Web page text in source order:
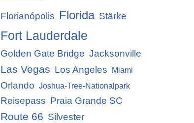
Florianópolis Florida Stärke
Fort Lauderdale
Golden Gate Bridge Jacksonville
Las Vegas Los Angeles Miami
Orlando Joshua-Tree-Nationalpark
Reisepass Praia Grande SC
Route 66 Silvester